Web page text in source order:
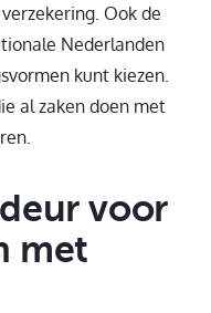
Ook de
Nederlanden
kunt kiezen.
al zaken doen met
voor
met